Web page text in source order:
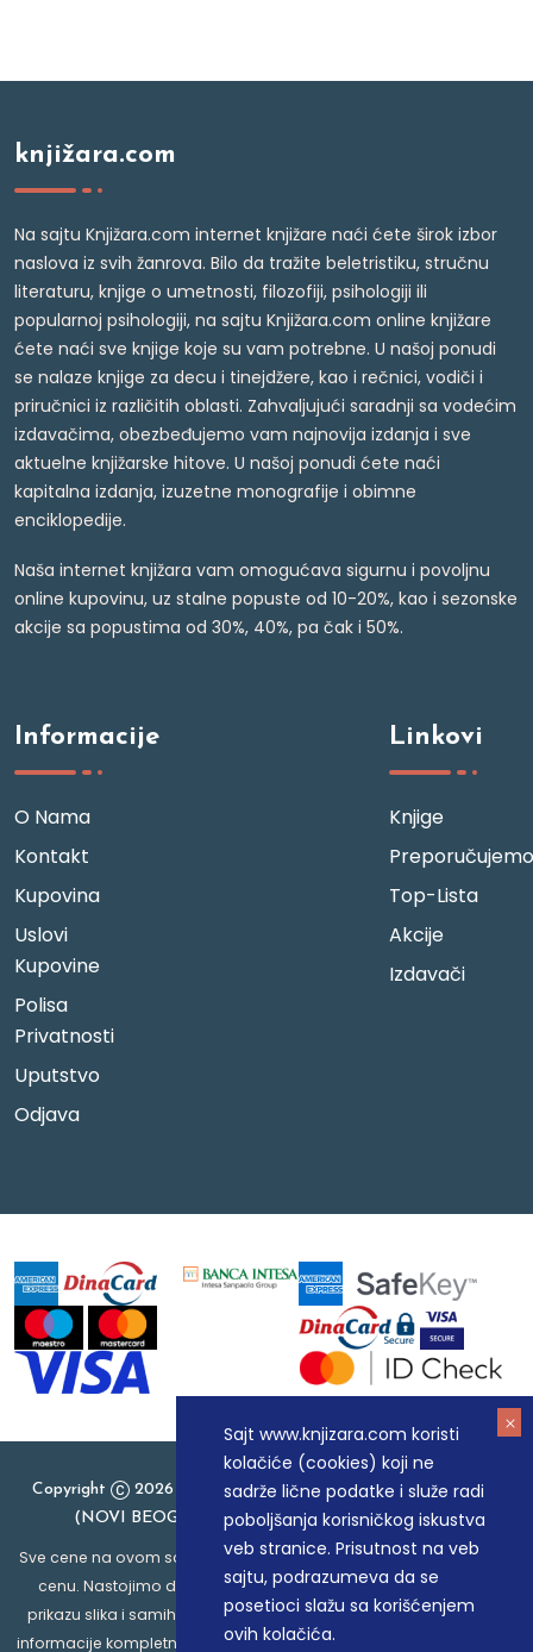
Sajt www.knjizara.com koristi
kolačiće (cookies) koji ne
sadrže lične podatke i služe radi
poboljšanja korisničkog iskustva
veb stranice. Prisutnost na veb
sajtu, podrazumeva da se
posetioci slažu sa korišćenjem
ovih kolačića.
knjižara.com
Na sajtu Knjižara.com internet knjižare naći ćete širok izbor
naslova iz svih žanrova. Bilo da tražite beletristiku, stručnu
literaturu, knjige o umetnosti, filozofiji, psihologiji ili
popularnoj psihologiji, na sajtu Knjižara.com online knjižare
ćete naći sve knjige koje su vam potrebne. U našoj ponudi
se nalaze knjige za decu i tinejdžere, kao i rečnici, vodiči i
priručnici iz različitih oblasti. Zahvaljujući saradnji sa vodećim
izdavačima, obezbeđujemo vam najnovija izdanja i sve
aktuelne knjižarske hitove. U našoj ponudi ćete naći
kapitalna izdanja, izuzetne monografije i obimne
enciklopedije.
Naša internet knjižara vam omogućava sigurnu i povoljnu
online kupovinu, uz stalne popuste od 10-20%, kao i sezonske
akcije sa popustima od 30%, 40%, pa čak i 50%.
Informacije
O Nama
Kontakt
Kupovina
Uslovi
Kupovine
Polisa
Privatnosti
Uputstvo
Odjava
Linkovi
Knjige
Preporučujemo
Top-Lista
Akcije
Izdavači
Copyright
2026 Knjizara.com - MAKART DOO BEOGRAD
(NOVI BEOGRAD), PIB: 105184104, MB: 20337524
Sve cene na ovom sajtu iskazane su u dinarima. PDV je uračunat u
cenu. Nastojimo da budemo što precizniji u opisu proizvoda,
prikazu slika i samih cena, ali ne možemo garantovati da su sve
informacije kompletne i bez grešaka. Svi artikli prikazani na sajtu su